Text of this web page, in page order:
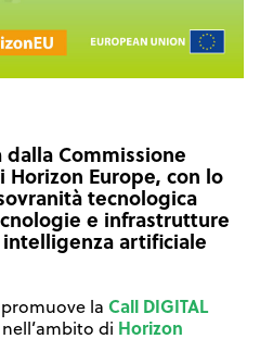
dalla Commissione
Europe, con lo
tecnologica
e infrastrutture
artificiale
la Call DIGITAL
nell’ambito di Horizon